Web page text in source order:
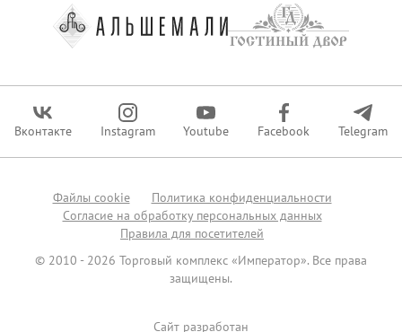
Вконтакте Instagram Youtube Facebook Telegram
Файлы сookie
Политика конфиденциальности
Согласие на обработку персональных данных
Правила для посетителей
© 2010 - 2026 Торговый комплекс «Император». Все права
защищены.
Сайт разработан